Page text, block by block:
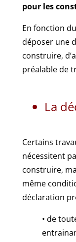
pour les
En fonction
déposer une
construire,
préalable de
La
Certains
nécessitent
construire,
même
déclaration
• de